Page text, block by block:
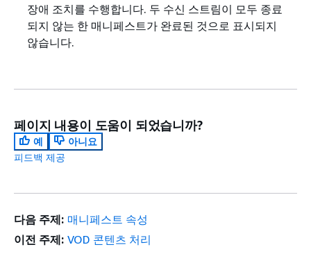
장애 조치를 수행합니다. 두 수신 스트림이 모두 종료
되지 않는 한 매니페스트가 완료된 것으로 표시되지
않습니다.
페이지 내용이 도움이 되었습니까?
예
아니요
피드백 제공
다음 주제: 매니페스트 속성
이전 주제: VOD 콘텐츠 처리